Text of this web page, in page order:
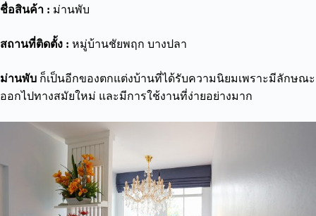
ชื่อสินค้า : ม่านพับ
สถานที่ติดตั้ง : หมู่บ้านชัยพฤก บางปลา
ม่านพับ ก็เป็นอีกของตกแต่งบ้านที่ได้รับความนิยมเพราะมีลักษณะ
ออกไปทางสมัยใหม่ และมีการใช้งานที่ง่ายอย่างมาก